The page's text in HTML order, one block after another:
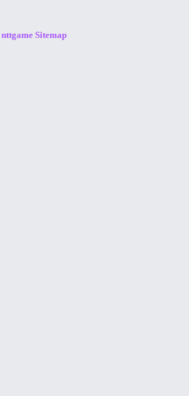
nttgame Sitemap